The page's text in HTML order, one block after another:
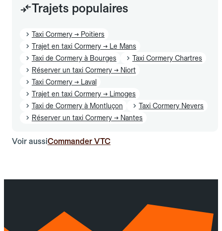
Trajets populaires
Taxi Cormery → Poitiers
Trajet en taxi Cormery → Le Mans
Taxi de Cormery à Bourges
Taxi Cormery Chartres
Réserver un taxi Cormery → Niort
Taxi Cormery → Laval
Trajet en taxi Cormery → Limoges
Taxi de Cormery à Montluçon
Taxi Cormery Nevers
Réserver un taxi Cormery → Nantes
Voir aussiCommander VTC